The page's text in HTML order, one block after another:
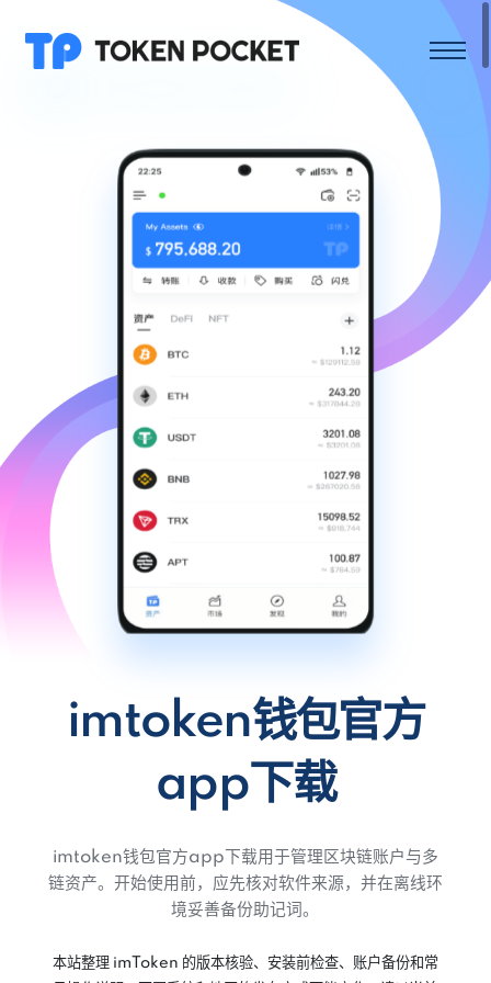
imtoken钱包官方
app下载
imtoken钱包官方app下载用于管理区块链账户与多
链资产。开始使用前，应先核对软件来源，并在离线环
境妥善备份助记词。
本站整理 imToken 的版本核验、安装前检查、账户备份和常